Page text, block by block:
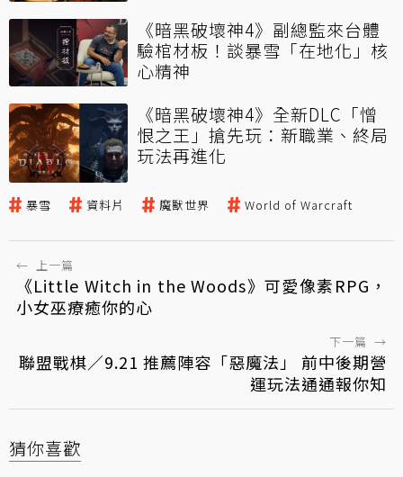
《暗黑破壞神4》副總監來台體
驗棺材板！談暴雪「在地化」核
心精神
《暗黑破壞神4》全新DLC「憎
恨之王」搶先玩：新職業、終局
玩法再進化
暴雪 資料片 魔獸世界 World of Warcraft
← 上一篇
《Little Witch in the Woods》可愛像素RPG，
小女巫療癒你的心
下一篇 →
聯盟戰棋／9.21 推薦陣容「惡魔法」 前中後期營
運玩法通通報你知
猜你喜歡